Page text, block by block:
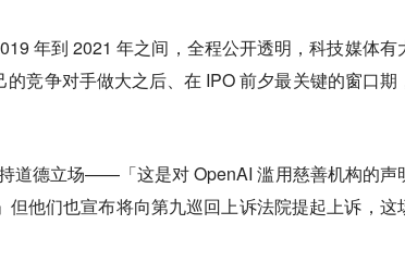
年到 2021 年之间，全程公开透明，科技媒体有
竞争对手做大之后、在 IPO 前夕最关键的窗口期
道德立场——「这是对 OpenAI 滥用慈善机构的声
他们也宣布将向第九巡回上诉法院提起上诉，这